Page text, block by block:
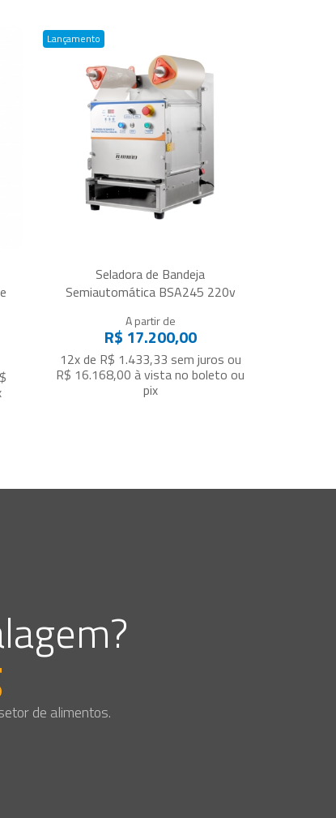
Lançamento
Seladora de Bandeja
Semiautomática BSA245 220v
A partir de
R$ 17.200,00
12x de R$ 1.433,33 sem juros ou
R$ 16.168,00 à vista no boleto ou
pix
de alimentos.